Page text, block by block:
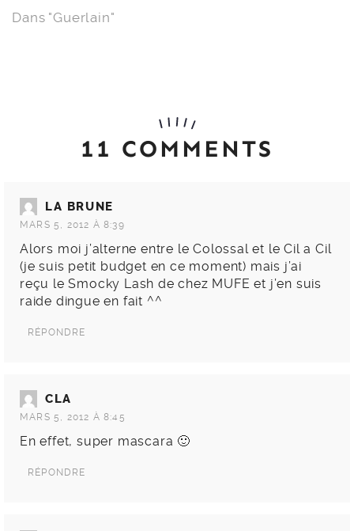
Dans "Guerlain"
11 COMMENTS
LA BRUNE
MARS 5, 2012 À 8:39
Alors moi j’alterne entre le Colossal et le Cil a Cil
(je suis petit budget en ce moment) mais j’ai
reçu le Smocky Lash de chez MUFE et j’en suis
raide dingue en fait ^^
RÉPONDRE
CLA
MARS 5, 2012 À 8:45
En effet, super mascara 🙂
RÉPONDRE